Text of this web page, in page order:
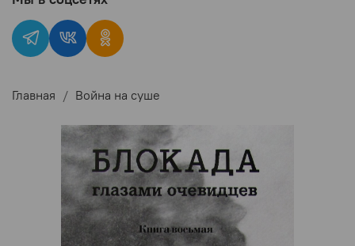
Главная Война на суше